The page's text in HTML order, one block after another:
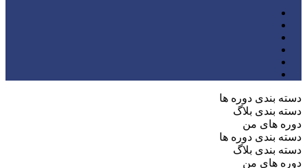
دسته بندی دوره ها
دسته بندی بلاگ
دوره های من
دسته بندی دوره ها
دسته بندی بلاگ
دوره های من